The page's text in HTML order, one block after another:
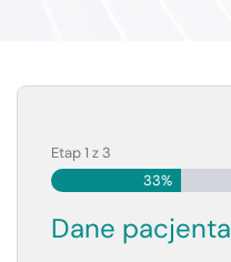
Etap1 z3
33%
Dane pacjenta